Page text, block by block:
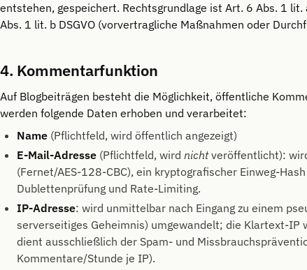
entstehen, gespeichert. Rechtsgrundlage ist Art. 6 Abs. 1 lit.
Abs. 1 lit. b DSGVO (vorvertragliche Maßnahmen oder
4. Kommentarfunktion
Auf Blogbeiträgen besteht die Möglichkeit, öffentliche
werden folgende Daten erhoben und verarbeitet:
Name (Pflichtfeld, wird öffentlich angezeigt)
E-Mail-Adresse (Pflichtfeld, wird nichtveröffentlicht):
(Fernet/AES-128-CBC), ein kryptografischer Einweg-
Dublettenprüfung und Rate-Limiting.
IP-Adresse: wird unmittelbar nach Eingang zu einem
serverseitiges Geheimnis) umgewandelt; die Klartext-IP
dient ausschließlich der Spam- und
Kommentare/Stunde je IP).